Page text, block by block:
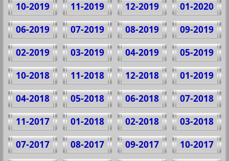
01-2020
12-2019
11-2019
10-2019
09-2019
08-2019
07-2019
06-2019
05-2019
04-2019
03-2019
02-2019
01-2019
12-2018
11-2018
10-2018
07-2018
06-2018
05-2018
04-2018
03-2018
02-2018
01-2018
11-2017
10-2017
09-2017
08-2017
07-2017